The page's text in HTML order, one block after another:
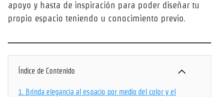
apoyo y hasta de inspiración para poder diseñar tu
propio espacio teniendo u conocimiento previo.
Índice de Contenido
1. Brinda elegancia al espacio por medio del color y el